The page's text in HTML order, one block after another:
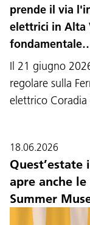
prende il via
elettrici in Alta
Il 21 giugno
regolare sulla
elettrico
18.06.2026
apre anche
Summer